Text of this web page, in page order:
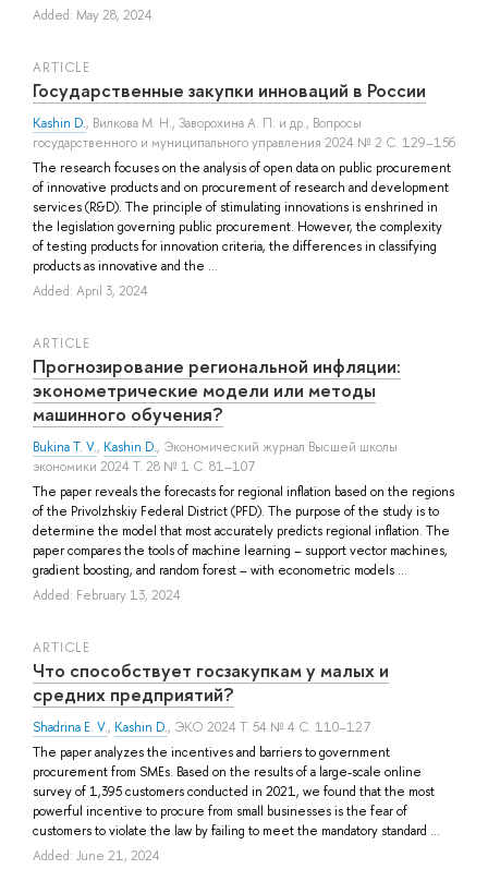
Added: May 28, 2024
ARTICLE
Государственные закупки инноваций в России
Kashin D., Вилкова М. Н., Заворохина А. П. и др., Вопросы
государственного и муниципального управления 2024 № 2 С. 129–156
The research focuses on the analysis of open data on public procurement
of innovative products and on procurement of research and development
services (R&D). The principle of stimulating innovations is enshrined in
the legislation governing public procurement. However, the complexity
of testing products for innovation criteria, the differences in classifying
products as innovative and the ...
Added: April 3, 2024
ARTICLE
Прогнозирование региональной инфляции:
эконометрические модели или методы
машинного обучения?
Bukina T. V., Kashin D., Экономический журнал Высшей школы
экономики 2024 Т. 28 № 1 С. 81–107
The paper reveals the forecasts for regional inflation based on the regions
of the Privolzhskiy Federal District (PFD). The purpose of the study is to
determine the model that most accurately predicts regional inflation. The
paper compares the tools of machine learning – support vector machines,
gradient boosting, and random forest – with econometric models ...
Added: February 13, 2024
ARTICLE
Что способствует госзакупкам у малых и
средних предприятий?
Shadrina E. V., Kashin D., ЭКО 2024 Т. 54 № 4 С. 110–127
The paper analyzes the incentives and barriers to government
procurement from SMEs. Based on the results of a large-scale online
survey of 1,395 customers conducted in 2021, we found that the most
powerful incentive to procure from small businesses is the fear of
customers to violate the law by failing to meet the mandatory standard ...
Added: June 21, 2024